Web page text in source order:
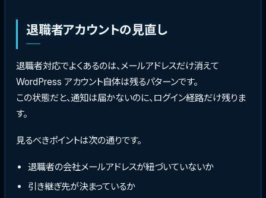
退職者アカウントの見直し
退職者対応でよくあるのは、メールアドレスだけ消えて
WordPress アカウント自体は残るパターンです。
この状態だと、通知は届かないのに、ログイン経路だけ残りま
す。
見るべきポイントは次の通りです。
退職者の会社メールアドレスが紐づいていないか
引き継ぎ先が決まっているか